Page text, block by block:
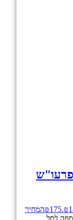
₪175
המחיר